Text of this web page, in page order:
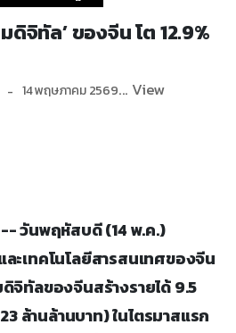
ดิจิทัล’ ของจีน โต 12.9%
14 พฤษภาคม 2569... View
วันพฤหัสบดี (14 พ.ค.)
ะเทคโนโลยีสารสนเทศของจีน
จิทัลของจีนสร้างรายได้ 9.5
ล้านล้านบาท) ในไตรมาสแรก